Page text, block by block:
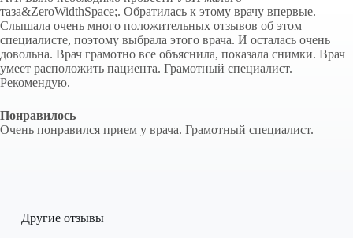
таза&ZeroWidthSpace;. Обратилась к этому врачу впервые.
Слышала очень много положительных отзывов об этом
специалисте, поэтому выбрала этого врача. И осталась очень
довольна. Врач грамотно все объяснила, показала снимки. Врач
умеет расположить пациента. Грамотный специалист.
Рекомендую.
Понравилось
Очень понравился прием у врача. Грамотный специалист.
Другие отзывы